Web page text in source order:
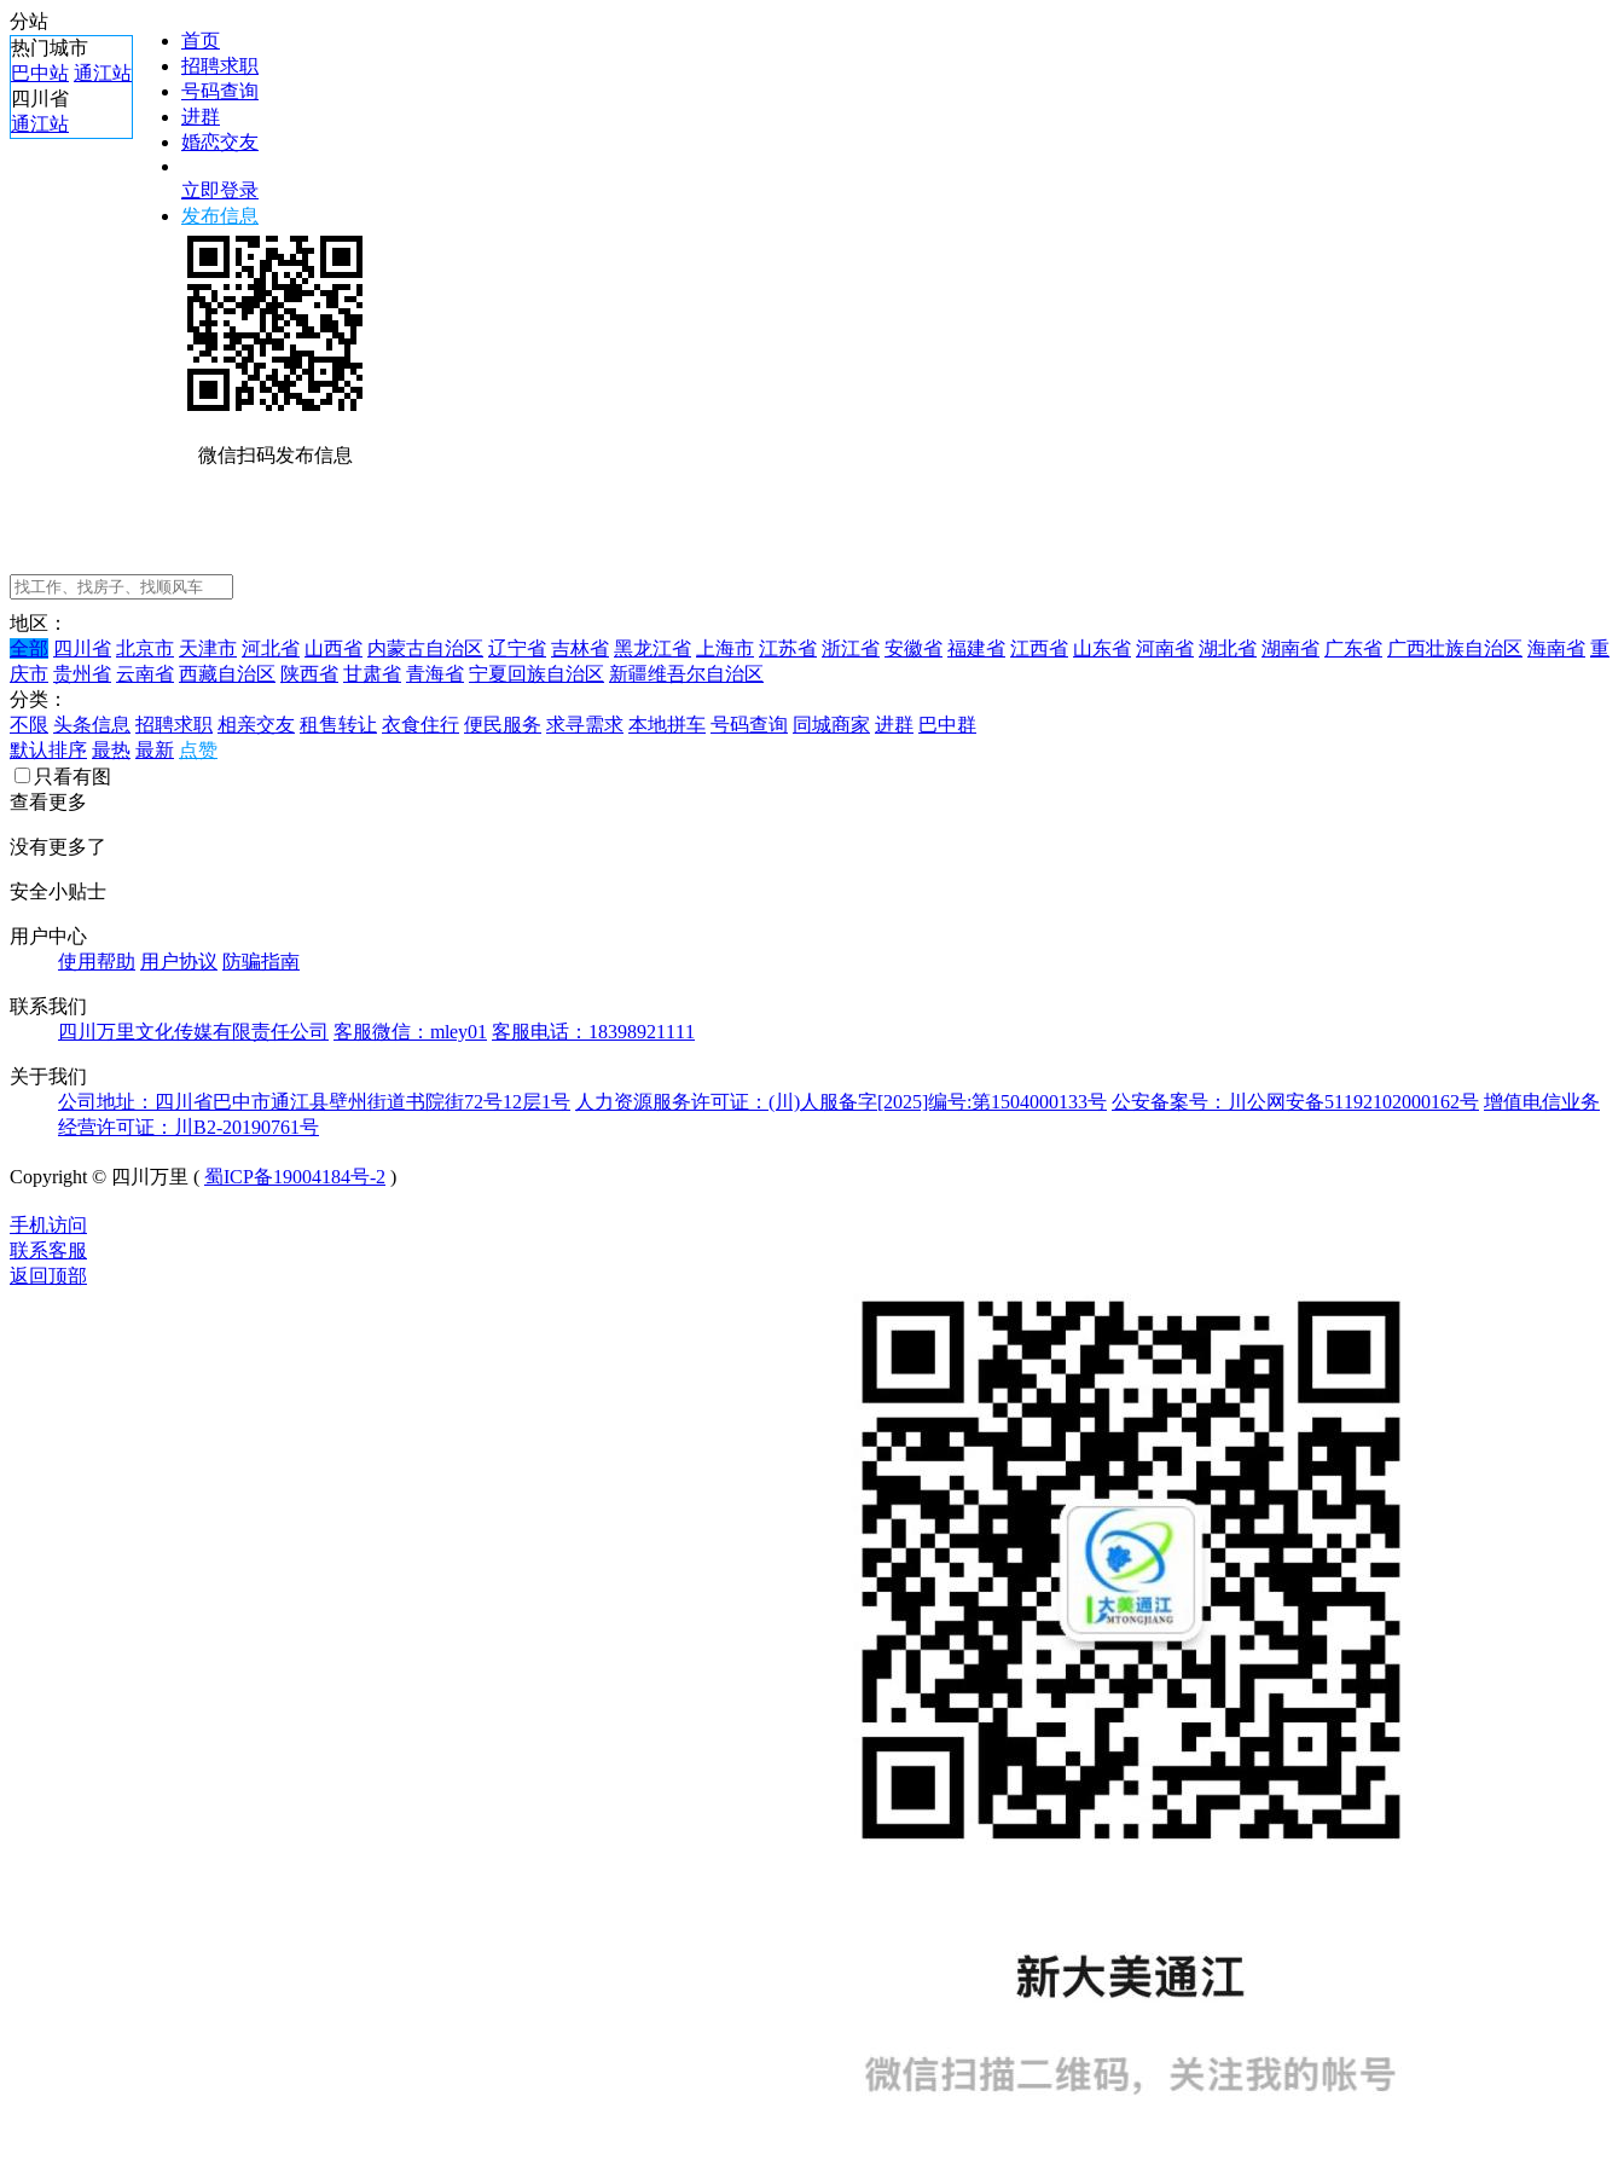
分站
热门城市
巴中站 通江站
四川省
通江站
首页
招聘求职
号码查询
进群
婚恋交友
立即登录
发布信息
微信扫码发布信息
地区：
全部 四川省 北京市 天津市 河北省 山西省 内蒙古自治区 辽宁省 吉林省 黑龙江省 上海市 江苏省 浙江省 安徽省 福建省 江西省 山东省 河南省 湖北省 湖南省 广东省 广西壮族自治区 海南省 重
庆市 贵州省 云南省 西藏自治区 陕西省 甘肃省 青海省 宁夏回族自治区 新疆维吾尔自治区
分类：
不限 头条信息 招聘求职 相亲交友 租售转让 衣食住行 便民服务 求寻需求 本地拼车 号码查询 同城商家 进群 巴中群
默认排序 最热 最新 点赞
只看有图
查看更多
没有更多了
安全小贴士
用户中心
使用帮助 用户协议 防骗指南
联系我们
四川万里文化传媒有限责任公司 客服微信：mley01 客服电话：18398921111
关于我们
公司地址：四川省巴中市通江县壁州街道书院街72号12层1号 人力资源服务许可证：(川)人服备字[2025]编号:第1504000133号 公安备案号：川公网安备51192102000162号 增值电信业务
经营许可证：川B2-20190761号
Copyright © 四川万里 ( 蜀ICP备19004184号-2 )
手机访问
联系客服
返回顶部